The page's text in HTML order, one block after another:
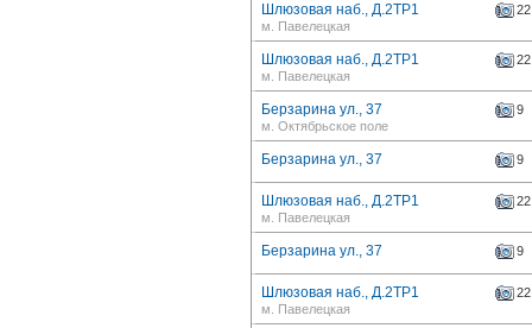
Шлюзовая наб., Д.2ТР1
22
м. Павелецкая
Шлюзовая наб., Д.2ТР1
22
м. Павелецкая
Берзарина ул., 37
9
м. Октябрьское поле
Берзарина ул., 37 9
Шлюзовая наб., Д.2ТР1
22
м. Павелецкая
Берзарина ул., 37 9
Шлюзовая наб., Д.2ТР1
22
м. Павелецкая